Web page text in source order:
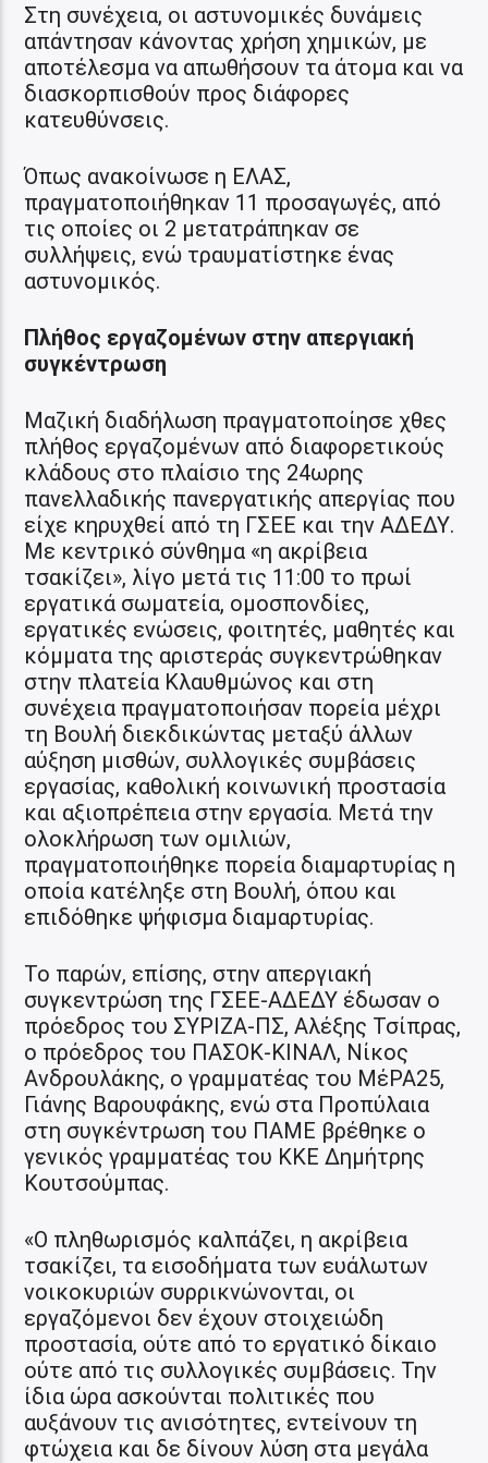
Στη συνέχεια, οι αστυνομικές δυνάμεις
απάντησαν κάνοντας χρήση χημικών, με
αποτέλεσμα να απωθήσουν τα άτομα και να
διασκορπισθούν προς διάφορες
κατευθύνσεις.
Όπως ανακοίνωσε η ΕΛΑΣ,
πραγματοποιήθηκαν 11 προσαγωγές, από
τις οποίες οι 2 μετατράπηκαν σε
συλλήψεις, ενώ τραυματίστηκε ένας
αστυνομικός.
Πλήθος εργαζομένων στην απεργιακή
συγκέντρωση
Μαζική διαδήλωση πραγματοποίησε χθες
πλήθος εργαζομένων από διαφορετικούς
κλάδους στο πλαίσιο της 24ωρης
πανελλαδικής πανεργατικής απεργίας που
είχε κηρυχθεί από τη ΓΣΕΕ και την ΑΔΕΔΥ.
Με κεντρικό σύνθημα «η ακρίβεια
τσακίζει», λίγο μετά τις 11:00 το πρωί
εργατικά σωματεία, ομοσπονδίες,
εργατικές ενώσεις, φοιτητές, μαθητές και
κόμματα της αριστεράς συγκεντρώθηκαν
στην πλατεία Κλαυθμώνος και στη
συνέχεια πραγματοποιήσαν πορεία μέχρι
τη Βουλή διεκδικώντας μεταξύ άλλων
αύξηση μισθών, συλλογικές συμβάσεις
εργασίας, καθολική κοινωνική προστασία
και αξιοπρέπεια στην εργασία. Μετά την
ολοκλήρωση των ομιλιών,
πραγματοποιήθηκε πορεία διαμαρτυρίας η
οποία κατέληξε στη Βουλή, όπου και
επιδόθηκε ψήφισμα διαμαρτυρίας.
Το παρών, επίσης, στην απεργιακή
συγκεντρώση της ΓΣΕΕ-ΑΔΕΔΥ έδωσαν ο
πρόεδρος του ΣΥΡΙΖΑ-ΠΣ, Αλέξης Τσίπρας,
ο πρόεδρος του ΠΑΣΟΚ-ΚΙΝΑΛ, Νίκος
Ανδρουλάκης, ο γραμματέας του ΜέΡΑ25,
Γιάνης Βαρουφάκης, ενώ στα Προπύλαια
στη συγκέντρωση του ΠΑΜΕ βρέθηκε ο
γενικός γραμματέας του ΚΚΕ Δημήτρης
Κουτσούμπας.
«Ο πληθωρισμός καλπάζει, η ακρίβεια
τσακίζει, τα εισοδήματα των ευάλωτων
νοικοκυριών συρρικνώνονται, οι
εργαζόμενοι δεν έχουν στοιχειώδη
προστασία, ούτε από το εργατικό δίκαιο
ούτε από τις συλλογικές συμβάσεις. Την
ίδια ώρα ασκούνται πολιτικές που
αυξάνουν τις ανισότητες, εντείνουν τη
φτώχεια και δε δίνουν λύση στα μεγάλα